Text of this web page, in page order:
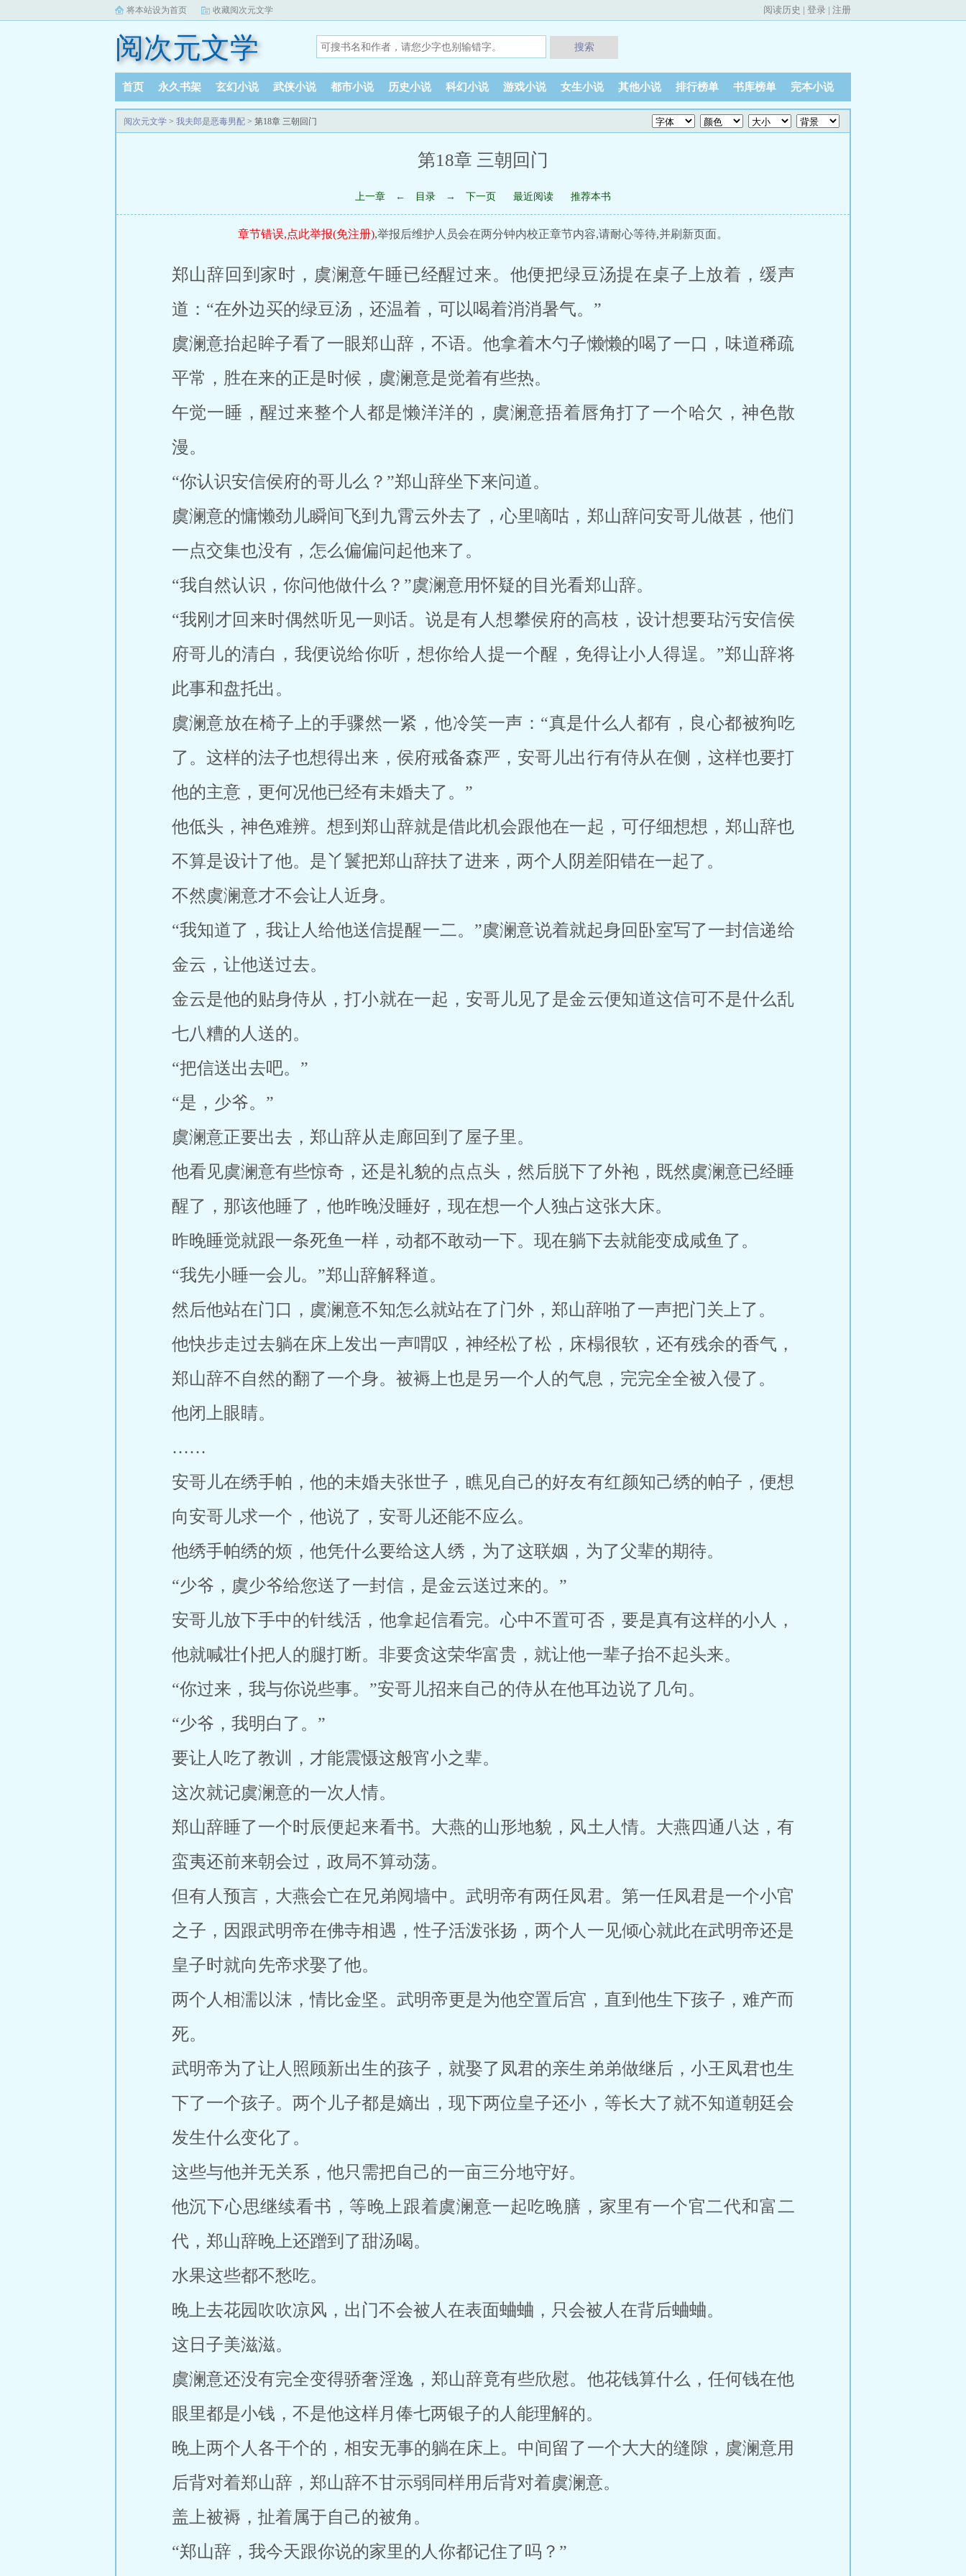
将本站设为首页 收藏阅次元文学 阅读历史 | 登录 | 注册
阅次元文学 搜索
首页 永久书架 玄幻小说 武侠小说 都市小说 历史小说 科幻小说 游戏小说 女生小说 其他小说 排行榜单 书库榜单 完本小说
阅读记录
阅次元文学 > 我夫郎是恶毒男配 > 第18章 三朝回门
第18章 三朝回门
上一章 ← 目录 → 下一页 最近阅读 推荐本书
章节错误,点此举报(免注册),举报后维护人员会在两分钟内校正章节内容,请耐心等待,并刷新页面。
郑山辞回到家时，虞澜意午睡已经醒过来。他便把绿豆汤提在桌子上放着，缓声
道：“在外边买的绿豆汤，还温着，可以喝着消消暑气。”
虞澜意抬起眸子看了一眼郑山辞，不语。他拿着木勺子懒懒的喝了一口，味道稀疏
平常，胜在来的正是时候，虞澜意是觉着有些热。
午觉一睡，醒过来整个人都是懒洋洋的，虞澜意捂着唇角打了一个哈欠，神色散
漫。
“你认识安信侯府的哥儿么？”郑山辞坐下来问道。
虞澜意的慵懒劲儿瞬间飞到九霄云外去了，心里嘀咕，郑山辞问安哥儿做甚，他们
一点交集也没有，怎么偏偏问起他来了。
“我自然认识，你问他做什么？”虞澜意用怀疑的目光看郑山辞。
“我刚才回来时偶然听见一则话。说是有人想攀侯府的高枝，设计想要玷污安信侯
府哥儿的清白，我便说给你听，想你给人提一个醒，免得让小人得逞。”郑山辞将
此事和盘托出。
虞澜意放在椅子上的手骤然一紧，他冷笑一声：“真是什么人都有，良心都被狗吃
了。这样的法子也想得出来，侯府戒备森严，安哥儿出行有侍从在侧，这样也要打
他的主意，更何况他已经有未婚夫了。”
他低头，神色难辨。想到郑山辞就是借此机会跟他在一起，可仔细想想，郑山辞也
不算是设计了他。是丫鬟把郑山辞扶了进来，两个人阴差阳错在一起了。
不然虞澜意才不会让人近身。
“我知道了，我让人给他送信提醒一二。”虞澜意说着就起身回卧室写了一封信递给
金云，让他送过去。
金云是他的贴身侍从，打小就在一起，安哥儿见了是金云便知道这信可不是什么乱
七八糟的人送的。
“把信送出去吧。”
“是，少爷。”
虞澜意正要出去，郑山辞从走廊回到了屋子里。
他看见虞澜意有些惊奇，还是礼貌的点点头，然后脱下了外袍，既然虞澜意已经睡
醒了，那该他睡了，他昨晚没睡好，现在想一个人独占这张大床。
昨晚睡觉就跟一条死鱼一样，动都不敢动一下。现在躺下去就能变成咸鱼了。
“我先小睡一会儿。”郑山辞解释道。
然后他站在门口，虞澜意不知怎么就站在了门外，郑山辞啪了一声把门关上了。
他快步走过去躺在床上发出一声喟叹，神经松了松，床榻很软，还有残余的香气，
郑山辞不自然的翻了一个身。被褥上也是另一个人的气息，完完全全被入侵了。
他闭上眼睛。
……
安哥儿在绣手帕，他的未婚夫张世子，瞧见自己的好友有红颜知己绣的帕子，便想
向安哥儿求一个，他说了，安哥儿还能不应么。
他绣手帕绣的烦，他凭什么要给这人绣，为了这联姻，为了父辈的期待。
“少爷，虞少爷给您送了一封信，是金云送过来的。”
安哥儿放下手中的针线活，他拿起信看完。心中不置可否，要是真有这样的小人，
他就喊壮仆把人的腿打断。非要贪这荣华富贵，就让他一辈子抬不起头来。
“你过来，我与你说些事。”安哥儿招来自己的侍从在他耳边说了几句。
“少爷，我明白了。”
要让人吃了教训，才能震慑这般宵小之辈。
这次就记虞澜意的一次人情。
郑山辞睡了一个时辰便起来看书。大燕的山形地貌，风土人情。大燕四通八达，有
蛮夷还前来朝会过，政局不算动荡。
但有人预言，大燕会亡在兄弟阋墙中。武明帝有两任凤君。第一任凤君是一个小官
之子，因跟武明帝在佛寺相遇，性子活泼张扬，两个人一见倾心就此在武明帝还是
皇子时就向先帝求娶了他。
两个人相濡以沫，情比金坚。武明帝更是为他空置后宫，直到他生下孩子，难产而
死。
武明帝为了让人照顾新出生的孩子，就娶了凤君的亲生弟弟做继后，小王凤君也生
下了一个孩子。两个儿子都是嫡出，现下两位皇子还小，等长大了就不知道朝廷会
发生什么变化了。
这些与他并无关系，他只需把自己的一亩三分地守好。
他沉下心思继续看书，等晚上跟着虞澜意一起吃晚膳，家里有一个官二代和富二
代，郑山辞晚上还蹭到了甜汤喝。
水果这些都不愁吃。
晚上去花园吹吹凉风，出门不会被人在表面蛐蛐，只会被人在背后蛐蛐。
这日子美滋滋。
虞澜意还没有完全变得骄奢淫逸，郑山辞竟有些欣慰。他花钱算什么，任何钱在他
眼里都是小钱，不是他这样月俸七两银子的人能理解的。
晚上两个人各干个的，相安无事的躺在床上。中间留了一个大大的缝隙，虞澜意用
后背对着郑山辞，郑山辞不甘示弱同样用后背对着虞澜意。
盖上被褥，扯着属于自己的被角。
“郑山辞，我今天跟你说的家里的人你都记住了吗？”